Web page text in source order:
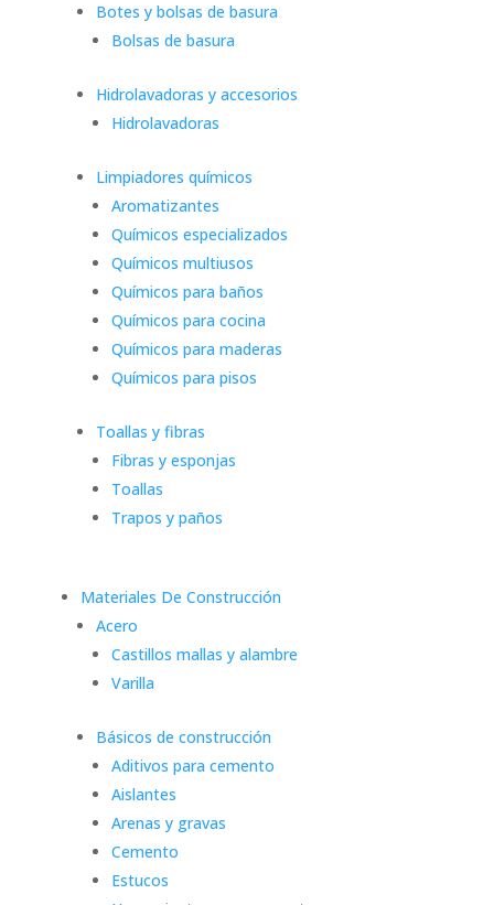
Botes y bolsas de basura
Bolsas de basura
Hidrolavadoras y accesorios
Hidrolavadoras
Limpiadores químicos
Aromatizantes
Químicos especializados
Químicos multiusos
Químicos para baños
Químicos para cocina
Químicos para maderas
Químicos para pisos
Toallas y fibras
Fibras y esponjas
Toallas
Trapos y paños
Materiales De Construcción
Acero
Castillos mallas y alambre
Varilla
Básicos de construcción
Aditivos para cemento
Aislantes
Arenas y gravas
Cemento
Estucos